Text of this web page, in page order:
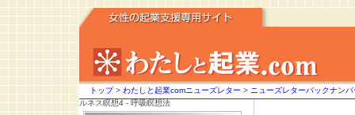
トップ> わたしと起業comニューズレター > ニューズレターバックナン
ルネス瞑想4 - 呼吸瞑想法